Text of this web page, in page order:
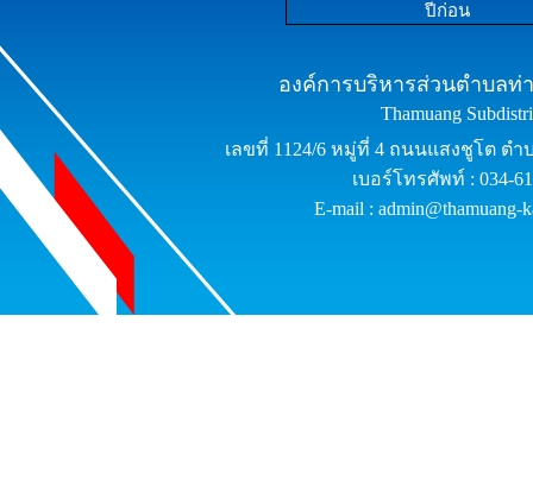
ปีก่อน
องค์การบริหารส่วนตำบลท่
Thamuang
เลขที่ 1124/6 หมู่ที่ 4 ถนนแสงชูโต ต
เบอร์โทรศัพท์ : 034-
E-mail : admin@thamuang-